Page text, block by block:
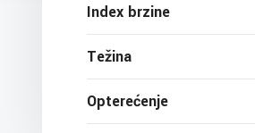
Index brzine
Težina
Opterećenje